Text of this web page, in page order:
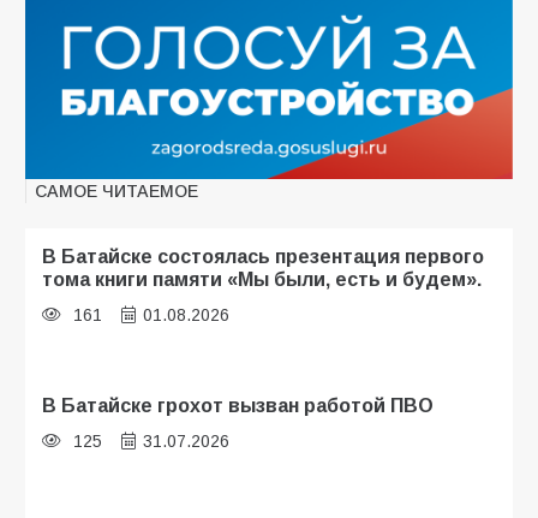
САМОЕ ЧИТАЕМОЕ
В Батайске состоялась презентация первого
тома книги памяти «Мы были, есть и будем».
161 01.08.2026
В Батайске грохот вызван работой ПВО
125 31.07.2026